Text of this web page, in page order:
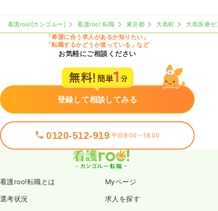
看護roo![カンゴルー] 看護roo! 転職 東京都 大島町
大島医療
「希望に合う求人があるか知りたい」
「転職するかどうか迷っている」など
お気軽にご相談ください
登録して相談してみる
0120-512-919 平日9:00～18:00
看護roo!転職とは Myページ
選考状況 求人を探す